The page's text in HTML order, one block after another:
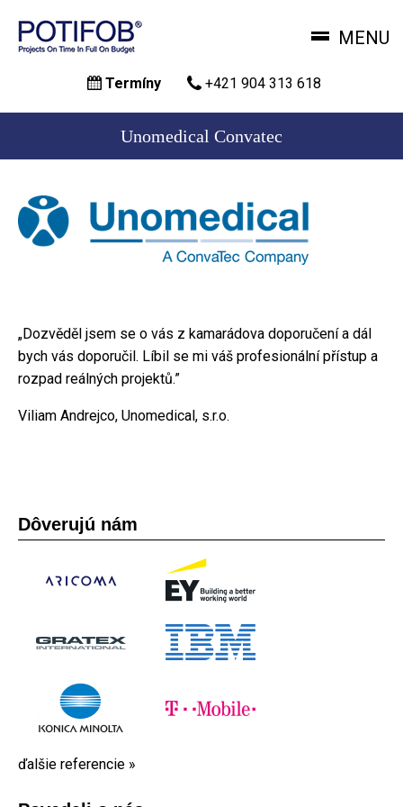
hlavný
MENU
Termíny +421 904 313 618
Unomedical Convatec
„Dozvěděl jsem se o vás z kamarádova doporučení a dál
bych vás doporučil. Líbil se mi váš profesionální přístup a
rozpad reálných projektů.”
Viliam Andrejco, Unomedical, s.r.o.
Dôverujú nám
ďalšie referencie »